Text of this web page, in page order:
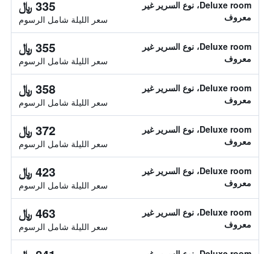
Deluxe room، نوع السرير غير
معروف
335 ﷼
سعر الليلة شامل الرسوم
Deluxe room، نوع السرير غير
معروف
355 ﷼
سعر الليلة شامل الرسوم
Deluxe room، نوع السرير غير
معروف
358 ﷼
سعر الليلة شامل الرسوم
Deluxe room، نوع السرير غير
معروف
372 ﷼
سعر الليلة شامل الرسوم
Deluxe room، نوع السرير غير
معروف
423 ﷼
سعر الليلة شامل الرسوم
Deluxe room، نوع السرير غير
معروف
463 ﷼
سعر الليلة شامل الرسوم